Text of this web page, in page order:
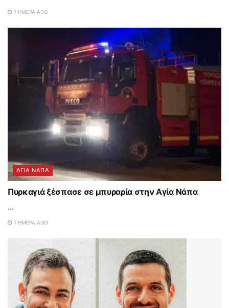
1 ΗΜΈΡΑ AGO
ΑΓΙΑ ΝΑΠΑ
Πυρκαγιά ξέσπασε σε μπυραρία στην Αγία Νάπα
...
1 ΗΜΈΡΑ AGO